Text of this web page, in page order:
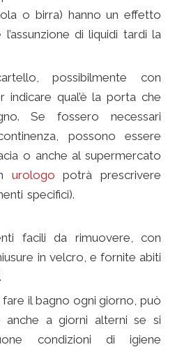
o birra) hanno un effetto
di liquidi tardi la
possibilmente con
indicare qual’è la porta che
Se fossero necessari
possono essere
o anche al supermercato
urologo potrà prescrivere
specifici).
facili da rimuovere, con
in velcro, e fornite abiti
il bagno ogni giorno, può
anche a giorni alterni se si
condizioni di igiene